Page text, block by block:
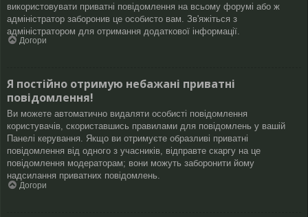
використовувати приватні повідомлення на всьому форумі або ж
адміністратор заборонив це особисто вам. Зв'яжіться з
адміністратором для отримання додаткової інформації.
Догори
Я постійно отримую небажані приватні
повідомлення!
Ви можете автоматично видаляти особисті повідомлення
користувачів, скориставшись правилами для повідомлень у вашій
Панелі керування. Якщо ви отримуєте образливі приватні
повідомлення від одного з учасників, відправте скаргу на це
повідомлення модераторам; вони можуть заборонити йому
надсилання приватних повідомлень.
Догори